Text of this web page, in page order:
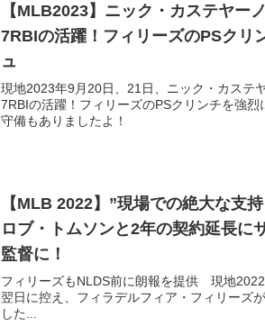
【MLB2023】ニック・カステヤー
7RBIの活躍！フィリーズのPSクリ
ュ
現地2023年9月20日、21日、ニック・カステ
7RBIの活躍！フィリーズのPSクリンチを強
守備もありましたよ！
【MLB 2022】”現場での絶大な支
ロブ・トムソンと2年の契約延長に
監督に！
フィリーズもNLDS前に朗報を提供 現地
翌日に控え、フィラデルフィア・フィリーズ
した...